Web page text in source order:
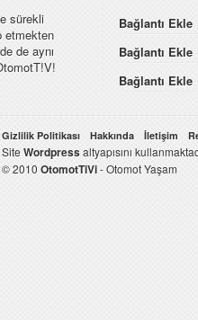
sürekli
etmekten
de aynı
Bağlantı Ekle
Bağlantı Ekle
Bağlantı Ekle
Gizlilik Politikası Hakkında İletişim
Site Wordpressaltyapısını
© 2010 OtomotTiVi- Otomot Yaşam